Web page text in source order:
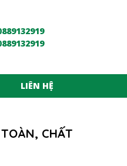
LIÊN HỆ
CHẤT